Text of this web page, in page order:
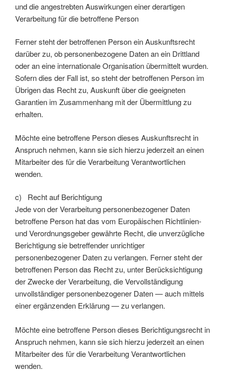
und die angestrebten Auswirkungen einer derartigen
Verarbeitung für die betroffene Person
Ferner steht der betroffenen Person ein Auskunftsrecht
darüber zu, ob personenbezogene Daten an ein Drittland
oder an eine internationale Organisation übermittelt wurden.
Sofern dies der Fall ist, so steht der betroffenen Person im
Übrigen das Recht zu, Auskunft über die geeigneten
Garantien im Zusammenhang mit der Übermittlung zu
erhalten.
Möchte eine betroffene Person dieses Auskunftsrecht in
Anspruch nehmen, kann sie sich hierzu jederzeit an einen
Mitarbeiter des für die Verarbeitung Verantwortlichen
wenden.
c) Recht auf Berichtigung
Jede von der Verarbeitung personenbezogener Daten
betroffene Person hat das vom Europäischen Richtlinien-
und Verordnungsgeber gewährte Recht, die unverzügliche
Berichtigung sie betreffender unrichtiger
personenbezogener Daten zu verlangen. Ferner steht der
betroffenen Person das Recht zu, unter Berücksichtigung
der Zwecke der Verarbeitung, die Vervollständigung
unvollständiger personenbezogener Daten — auch mittels
einer ergänzenden Erklärung — zu verlangen.
Möchte eine betroffene Person dieses Berichtigungsrecht in
Anspruch nehmen, kann sie sich hierzu jederzeit an einen
Mitarbeiter des für die Verarbeitung Verantwortlichen
wenden.